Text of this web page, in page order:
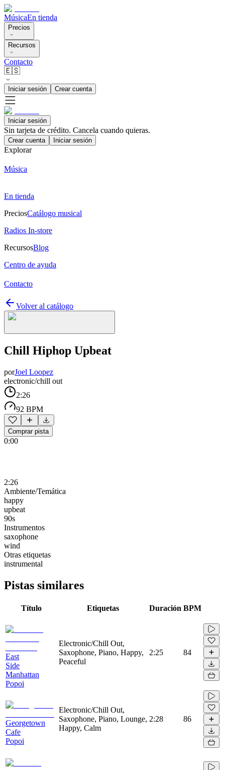
MúsicaEn tienda
Precios
Recursos
Contacto
🇪🇸
Iniciar sesión Crear cuenta
Iniciar sesión
Sin tarjeta de crédito. Cancela cuando quieras.
Crear cuenta Iniciar sesión
Explorar
Música
En tienda
PreciosCatálogo musical
Radios In-store
RecursosBlog
Centro de ayuda
Contacto
Volver al catálogo
Chill Hiphop Upbeat
porJoel Loopez
electronic/chill out
2:26
92 BPM
Comprar pista
0:00
2:26
Ambiente/Temática
happy
upbeat
90s
Instrumentos
saxophone
wind
Otras etiquetas
instrumental
Pistas similares
Título Etiquetas Duración BPM
East
Side
Manhattan
Popoi
Electronic/Chill Out,
Saxophone, Piano, Happy,
Peaceful
2:25 84
Georgetown
Cafe
Popoi
Electronic/Chill Out,
Saxophone, Piano, Lounge,
Happy, Calm
2:28 86